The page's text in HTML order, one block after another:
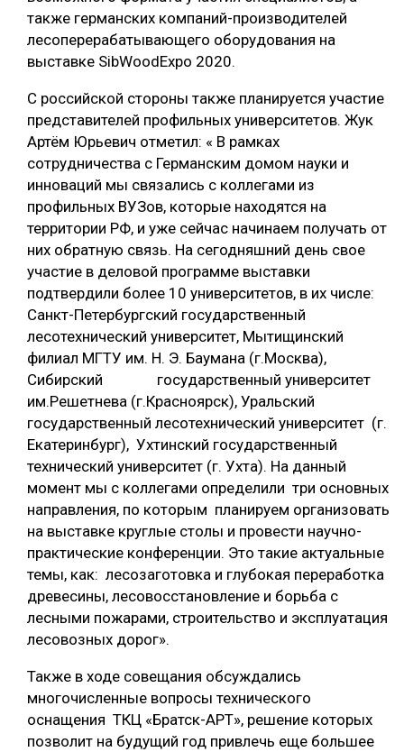
также германских компаний-производителей
лесоперерабатывающего оборудования на
выставке SibWoodExpo 2020.
С российской стороны также планируется участие
представителей профильных университетов. Жук
Артём Юрьевич отметил: « В рамках
сотрудничества с Германским домом науки и
инноваций мы связались с коллегами из
профильных ВУЗов, которые находятся на
территории РФ, и уже сейчас начинаем получать от
них обратную связь. На сегодняшний день свое
участие в деловой программе выставки
подтвердили более 10 университетов, в их числе:
Санкт-Петербургский государственный
лесотехнический университет, Мытищинский
филиал МГТУ им. Н. Э. Баумана (г.Москва),
Сибирский государственный университет
им.Решетнева (г.Красноярск), Уральский
государственный лесотехнический университет (г.
Екатеринбург), Ухтинский государственный
технический университет (г. Ухта). На данный
момент мы с коллегами определили три основных
направления, по которым планируем организовать
на выставке круглые столы и провести научно-
практические конференции. Это такие актуальные
темы, как: лесозаготовка и глубокая переработка
древесины, лесовосстановление и борьба с
лесными пожарами, строительство и эксплуатация
лесовозных дорог».
Также в ходе совещания обсуждались
многочисленные вопросы технического
оснащения ТКЦ «Братск-АРТ», решение которых
позволит на будущий год привлечь еще большее